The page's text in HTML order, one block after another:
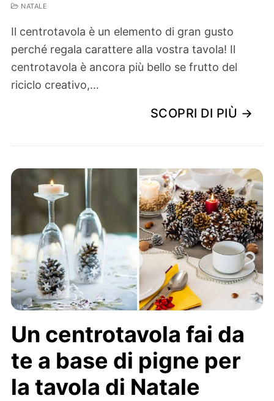
NATALE
Il centrotavola è un elemento di gran gusto
perché regala carattere alla vostra tavola! Il
centrotavola è ancora più bello se frutto del
riciclo creativo,…
SCOPRI DI PIÙ →
Un centrotavola fai da
te a base di pigne per
la tavola di Natale